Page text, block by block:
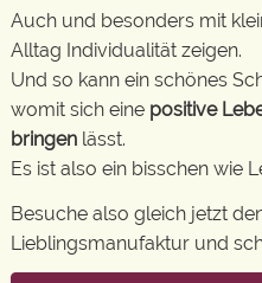
Auch und besonders mit
Alltag Individualität zeigen.
Und so kann ein schönes
womit sich eine positive
bringen lässt.
Es ist also ein bisschen wie
Besuche also gleich jetzt
Lieblingsmanufaktur und